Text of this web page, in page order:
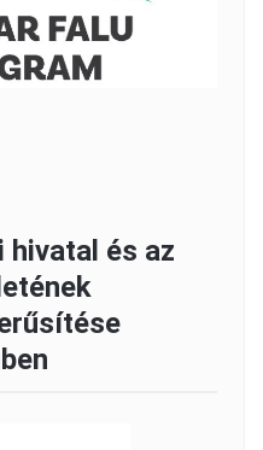
hivatal és az